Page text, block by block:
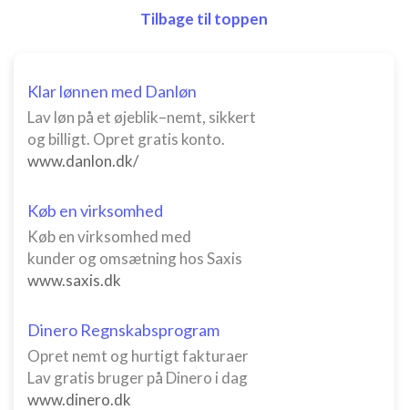
Tilbage til toppen
Klar lønnen med Danløn
Lav løn på et øjeblik–nemt, sikkert
og billigt. Opret gratis konto.
www.danlon.dk/
Køb en virksomhed
Køb en virksomhed med
kunder og omsætning hos Saxis
www.saxis.dk
Dinero Regnskabsprogram
Opret nemt og hurtigt fakturaer
Lav gratis bruger på Dinero i dag
www.dinero.dk